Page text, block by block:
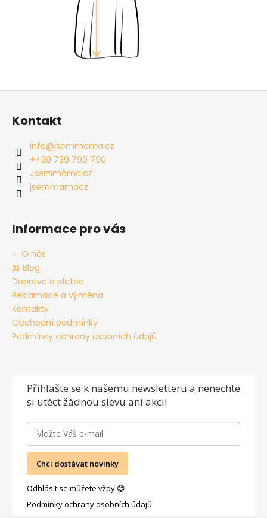
Kontakt
info@jsemmama.cz
+420 739 790 790
Jsemmáma.cz
jsemmamacz
Informace pro vás
✅ O nás
📖 Blog
Doprava a platba
Reklamace a výměna
Kontakty
Obchodní podmínky
Podmínky ochrany osobních údajů
Přihlašte se k našemu newsletteru a nenechte
si utéct žádnou slevu ani akci!
Chci dostávat novinky
Odhlásit se můžete vždy 😊
Podmínky ochrany osobních údajů